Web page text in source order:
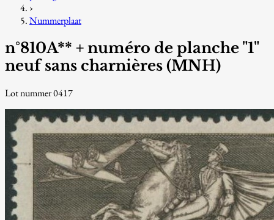
›
Nummerplaat
n°810A** + numéro de planche "1"
neuf sans charnières (MNH)
Lot nummer 0417